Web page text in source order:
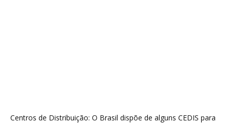
Centros de Distribuição: O Brasil dispõe de alguns CEDIS para